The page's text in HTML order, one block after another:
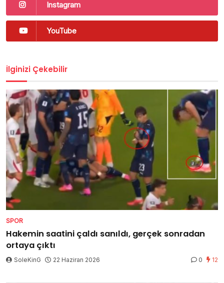
Instagram
YouTube
İlginizi Çekebilir
SPOR
Hakemin saatini çaldı sanıldı, gerçek sonradan
ortaya çıktı
SoleKinG 22 Haziran 2026 0 12